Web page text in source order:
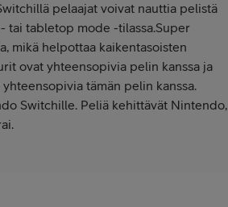
pelaajat voivat nauttia pelistä
tai tabletop mode -tilassa.Super
mikä helpottaa kaikentasoisten
ovat yhteensopivia pelin kanssa ja
tämän pelin kanssa.
Switchille. Peliä kehittävät Nintendo,